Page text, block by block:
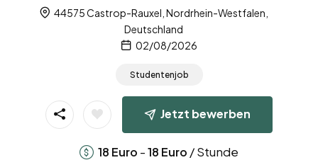
44575 Castrop-Rauxel, Nordrhein-Westfalen,
Deutschland
02/08/2026
Studentenjob
Jetzt bewerben
18 Euro -18 Euro / Stunde